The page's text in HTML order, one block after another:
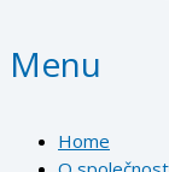
Menu
Home